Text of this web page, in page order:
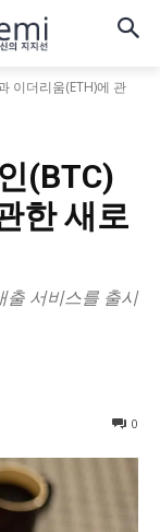
이더리움(ETH)에 관
(BTC)
한 새로
출 서비스를 출시
0